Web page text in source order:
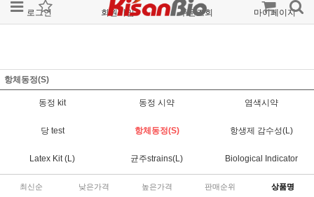
로그인 회원가입 주문조회 마이페이지
항체동정(S)
동정 kit 동정 시약 염색시약
당 test 항체동정(S) 항생제 감수성(L)
Latex Kit (L) 균주strains(L) Biological Indicator
최신순 낮은가격 높은가격 판매순위 상품명